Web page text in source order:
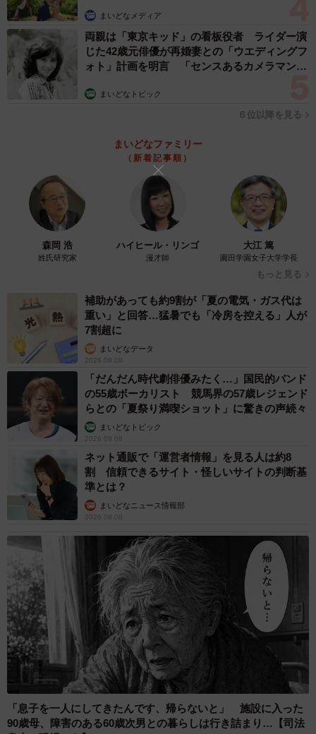
ーーこれが初体験だったんですね！今回の反響へのご感想
をお聞かせください。
飼い主さん：畳が似合う、可愛い、など皆さんからの温か
いコメント嬉しく思います！おあげのこの姿を見て少しで
畳の材料であるい草や藁は空気を多く含む素材。保温にす
ぐれ、かつ自然の冷暖房のような役割を果たしているため
その質感を好む猫ちゃんは多いようだ。爪で掻かれてしま
うのを恐れ、畳に近づけない人も多いと言うが、一度は猫
ちゃんに畳の魅力を感じてもらえる機会を作るのもいいの
畳を楽しむおあげちゃんの様子はTwitterやInstagramで公開
中。ご興味ある方はぜひチェックしていただきたい。
おあげちゃん関連情報
Twitterアカウント： https://twitter.com/oage_cat
Instagramアカウント：
https://www.instagram.com/oage_cat/
まいどなメディア
両親は「東京キッド」の看板役者 ライダー演
じた42歳元俳優が再婚妻との「ウエディングフ
ォト」計画を明言 「センスあるカメラマン求
まいどなトピック
６位以降を見る
まいどなファミリー
（新着記事順）
森岡 浩
姓氏研究家
ハイヒール・リンゴ
漫才師
大江 篤
園田学園女子大学学長
もっと見る
補助があっても約9割が「夏の電気・ガス代は
重い」と回答…猛暑でも「冷房を控える」人が
7割超に
まいどなデータ
2026.08.08
「だんだん時代劇俳優みたく…」国民的バンド
の55歳ボーカリスト 競馬界の57歳レジェンド
らとの「夏祭り満喫ショット」に驚きの声続々
まいどなトピック
2026.08.08
ネット通販で「運営者情報」を見る人は約8
割 信頼できるサイト・怪しいサイトの判断基
準とは？
まいどなニュース情報部
2026.08.08
「息子を一人にしてきたんです、帰らないと」 施設に入った
90歳母、障害のある60歳次男との暮らしは行き詰まり…【司法